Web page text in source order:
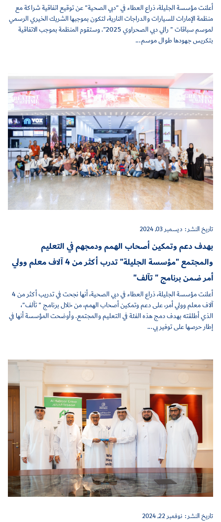
أعلنت مؤسسة الجليلة، ذراع العطاء في "دبي الصحية" عن توقيع اتفاقية شراكة مع
منظمة الإمارات للسيارات والدراجات النارية، لتكون بموجبها الشريك الخيري الرسمي
لموسم سباقات " رالي دبي الصحراوي 2025". وستقوم المنظمة بموجب الاتفاقية
بتكريس جهودها طوال موسم...
تاريخ النشر : ديسمبر 03, 2024
بهدف دعم وتمكين أصحاب الهمم ودمجهم في التعليم
والمجتمع "مؤسسة الجليلة" تدرب أكثر من 4 آلاف معلم وولي
أمر ضمن برنامج " تآلف"
أعلنت مؤسسة الجليلة، ذراع العطاء في دبي الصحية، أنها نجحت في تدريب أكثر من 4
آلاف معلم وولي أمر، على دعم وتمكين أصحاب الهمم، من خلال برنامج " تآلف"،
الذي أطلقته بهدف دمج هذه الفئة في التعليم والمجتمع. وأوضحت المؤسسة أنها في
إطار حرصها على توفير بي...
تاريخ النشر : نوفمبر 22, 2024